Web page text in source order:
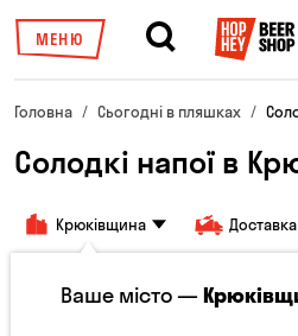
МЕНЮ
Головна Сьогодні в пляшках
Солодкі напої в
Крюківщина Доставка
Вода Енергетичні напої
Ваше місто —